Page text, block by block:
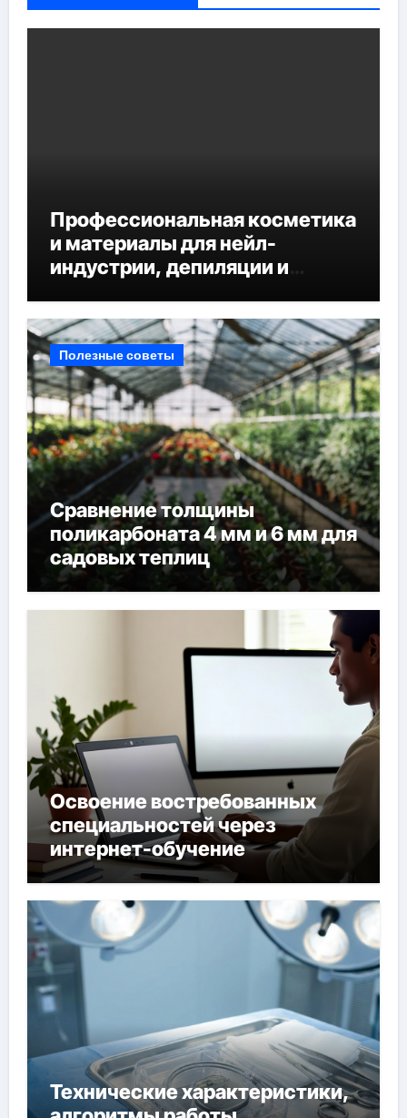
Профессиональная косметика
и материалы для нейл-
индустрии, депиляции и
Полезные советы
Сравнение толщины
поликарбоната 4 мм и 6 мм для
садовых теплиц
Освоение востребованных
специальностей через
интернет-обучение
Технические характеристики,